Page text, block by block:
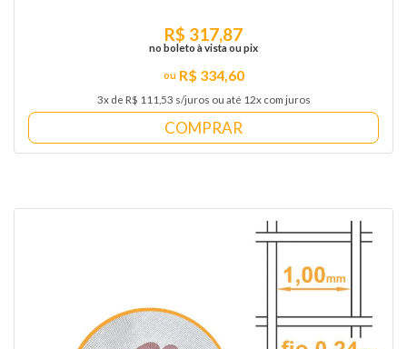
R$ 334,60
3x de R$ 111,53 s/juros ou até 12x com juros
R$ 317,87
no boleto à vista ou pix
COMPRAR